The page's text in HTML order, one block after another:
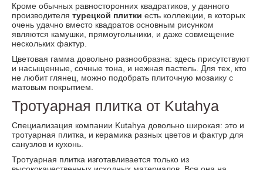
Кроме обычных равносторонних квадратиков, у данного
производителя турецкой плитки есть коллекции, в которых
очень удачно вместо квадратов основным рисунком
являются камушки, прямоугольники, и даже совмещение
нескольких фактур.
Цветовая гамма довольно разнообразна: здесь присутствуют
и насыщенные, сочные тона, и нежная пастель. Для тех, кто
не любит глянец, можно подобрать плиточную мозаику с
матовым покрытием.
Тротуарная плитка от Kutahya
Специализация компании Kutahya довольно широкая: это и
тротуарная плитка, и керамика разных цветов и фактур для
санузлов и кухонь.
Тротуарная плитка изготавливается только из